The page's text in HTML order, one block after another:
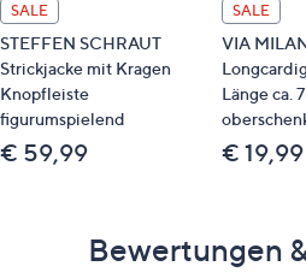
SALE
STEFFEN SCHRAUT
Strickjacke mit Kragen
Knopfleiste
figurumspielend
€ 59,99
SALE
VIA
Länge ca.
€ 19,99
Bewertungen